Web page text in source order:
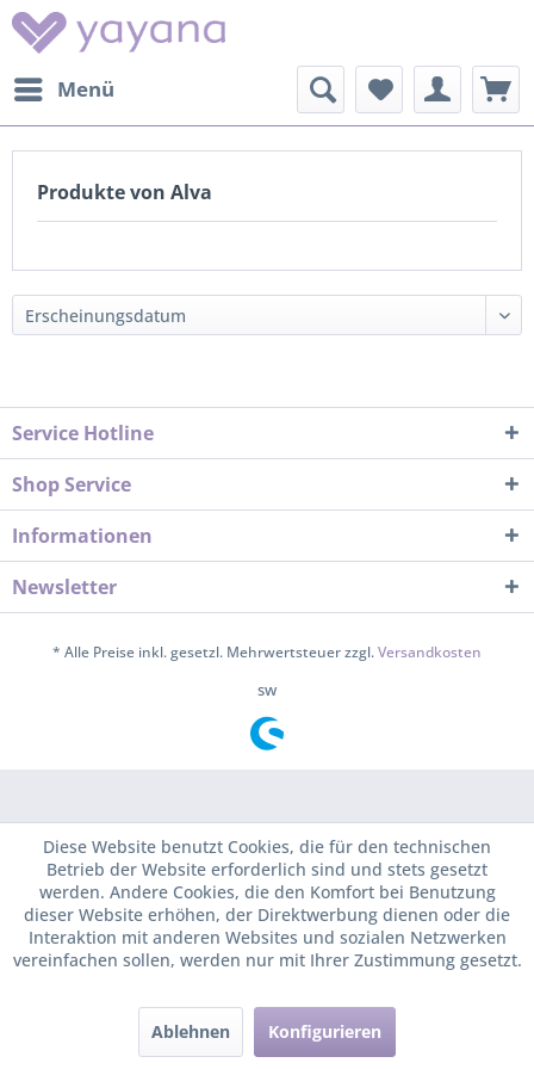
Menü
Produkte von Alva
Service Hotline
Shop Service
Informationen
Newsletter
* Alle Preise inkl. gesetzl. Mehrwertsteuer zzgl.Versandkosten
sw
Diese Website benutzt Cookies, die für den technischen
Betrieb der Website erforderlich sind und stets gesetzt
werden. Andere Cookies, die den Komfort bei Benutzung
dieser Website erhöhen, der Direktwerbung dienen oder die
Interaktion mit anderen Websites und sozialen Netzwerken
vereinfachen sollen, werden nur mit Ihrer Zustimmung gesetzt.
Ablehnen Konfigurieren